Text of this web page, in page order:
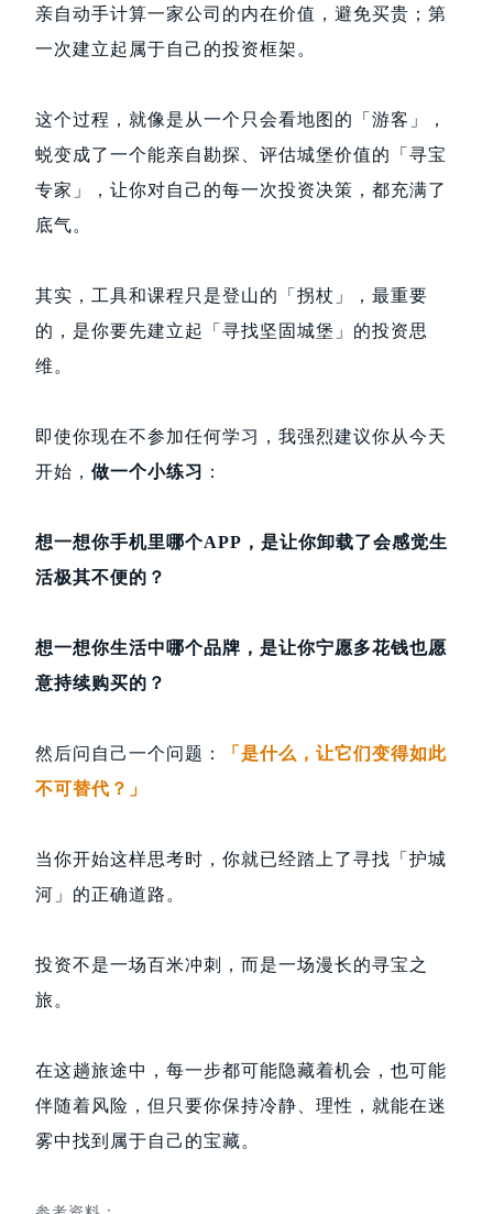
亲自动手计算一家公司的内在价值，避免买贵；第
一次建立起属于自己的投资框架。
这个过程，就像是从一个只会看地图的「游客」，
蜕变成了一个能亲自勘探、评估城堡价值的「寻宝
专家」，让你对自己的每一次投资决策，都充满了
底气。
其实，工具和课程只是登山的「拐杖」，最重要
的，是你要先建立起「寻找坚固城堡」的投资思
维。
即使你现在不参加任何学习，我强烈建议你从今天
开始， 做一个小练习 ：
想一想你手机里哪个APP，是让你卸载了会感觉生
活极其不便的？
想一想你生活中哪个品牌，是让你宁愿多花钱也愿
意持续购买的？
然后问自己一个问题：
「是什么，让它们变得如此
不可替代？」
当你开始这样思考时，你就已经踏上了寻找「护城
河」的正确道路。
投资不是一场百米冲刺，而是一场漫长的寻宝之
旅。
在这趟旅途中，每一步都可能隐藏着机会，也可能
伴随着风险，但只要你保持冷静、理性，就能在迷
雾中找到属于自己的宝藏。